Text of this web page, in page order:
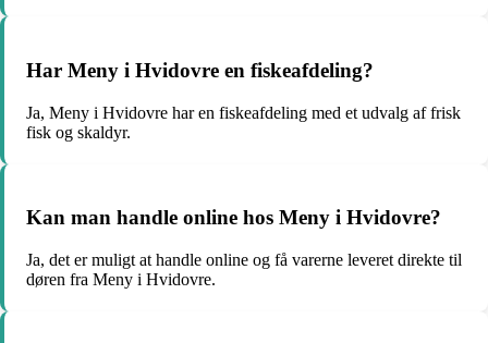
Har Meny i Hvidovre en fiskeafdeling?
Ja, Meny i Hvidovre har en fiskeafdeling med et udvalg af frisk
fisk og skaldyr.
Kan man handle online hos Meny i Hvidovre?
Ja, det er muligt at handle online og få varerne leveret direkte til
døren fra Meny i Hvidovre.